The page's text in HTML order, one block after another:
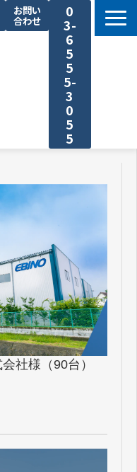
お問い
合わせ
0
3-
6
5
5
5-
3
0
5
5
問
わかり特集
社様（90台）